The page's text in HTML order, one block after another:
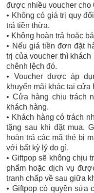
được nhiều voucher cho
• Không có giá trị quy
trả tiền thừa.
• Không hoàn trả hoặc
• Nếu giá tiền đơn đặt
trị của voucher thì
chênh lệch đó.
• Voucher được áp
khuyến mãi khác tại cửa
• Cửa hàng chịu trách
khách hàng.
• Khách hàng có trách
tặng sau khi đặt mua.
hoàn trả các mã thẻ bị
với bất kỳ lý do gì.
• Giftpop sẽ không chịu
phẩm hoặc dịch vụ
tranh chấp về sau giữa
• Giftpop có quyền sửa